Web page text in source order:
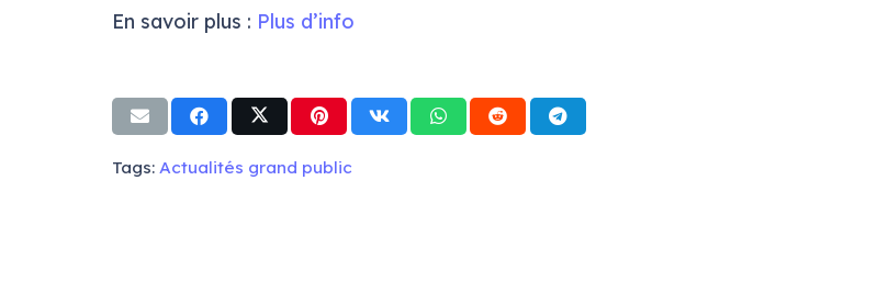
En savoir plus : Plus d’info
Tags: Actualités grand public